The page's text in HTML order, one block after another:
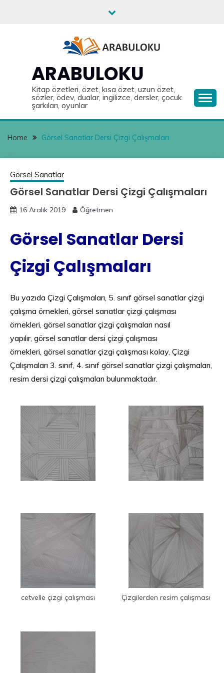
ARABULOKU
Kitap özetleri, özet, kısa özet, uzun özet,
sözler, ödev, dualar, ingilizce, dersler, çocuk
şarkıları, oyunlar
Home Görsel Sanatlar Dersi Çizgi Çalışmaları
Görsel Sanatlar
Görsel Sanatlar Dersi Çizgi Çalışmaları
16 Aralık 2019 Öğretmen
Görsel Sanatlar Dersi
Çizgi Çalışmaları
Bu yazıda Çizgi Çalışmaları, 5. sınıf görsel sanatlar çizgi
çalışma örnekleri, görsel sanatlar çizgi çalışması
örnekleri, görsel sanatlar çizgi çalışmaları nasıl
yapılır, görsel sanatlar dersi çizgi çalışması
örnekleri, görsel sanatlar çizgi çalışması kolay, Çizgi
Çalışmaları 3. sınıf, 4. sınıf görsel sanatlar çizgi çalışmaları,
resim dersi çizgi çalışmaları bulunmaktadır.
cetvelle çizgi çalışması Çizgilerden resim çalışması